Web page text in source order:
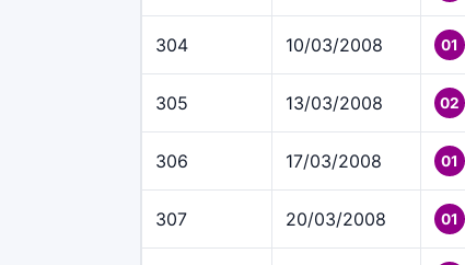
304 10/03/2008 01
305 13/03/2008 02
306 17/03/2008 01
307 20/03/2008 01